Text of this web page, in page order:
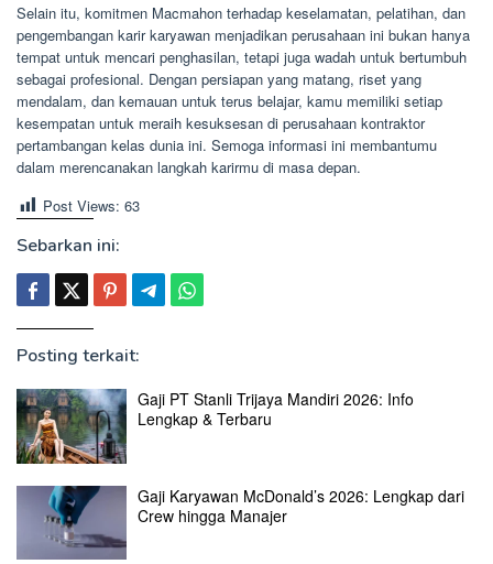
Selain itu, komitmen Macmahon terhadap keselamatan, pelatihan, dan
pengembangan karir karyawan menjadikan perusahaan ini bukan hanya
tempat untuk mencari penghasilan, tetapi juga wadah untuk bertumbuh
sebagai profesional. Dengan persiapan yang matang, riset yang
mendalam, dan kemauan untuk terus belajar, kamu memiliki setiap
kesempatan untuk meraih kesuksesan di perusahaan kontraktor
pertambangan kelas dunia ini. Semoga informasi ini membantumu
dalam merencanakan langkah karirmu di masa depan.
Post Views: 63
Sebarkan ini:
Posting terkait:
Gaji PT Stanli Trijaya Mandiri 2026: Info
Lengkap & Terbaru
Gaji Karyawan McDonald’s 2026: Lengkap dari
Crew hingga Manajer